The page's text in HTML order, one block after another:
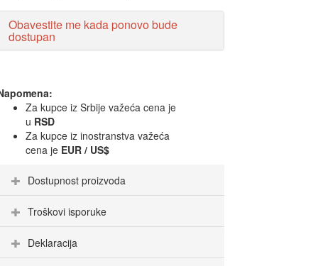
Obavestite me kada ponovo bude
dostupan
Za kupce iz Srbije važeća cena je
u RSD
Za kupce iz inostranstva važeća
cena je EUR / US$
Dostupnost proizvoda
Troškovi isporuke
Deklaracija